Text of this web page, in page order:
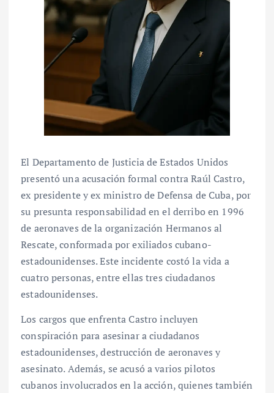
El Departamento de Justicia de Estados Unidos
presentó una acusación formal contra Raúl Castro,
ex presidente y ex ministro de Defensa de Cuba, por
su presunta responsabilidad en el derribo en 1996
de aeronaves de la organización Hermanos al
Rescate, conformada por exiliados cubano-
estadounidenses. Este incidente costó la vida a
cuatro personas, entre ellas tres ciudadanos
estadounidenses.
Los cargos que enfrenta Castro incluyen
conspiración para asesinar a ciudadanos
estadounidenses, destrucción de aeronaves y
asesinato. Además, se acusó a varios pilotos
cubanos involucrados en la acción, quienes también